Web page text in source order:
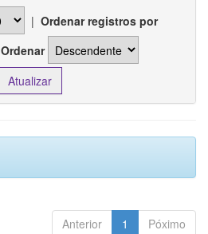
| Ordenar registros por
Ordenar
Anterior 1 Póximo